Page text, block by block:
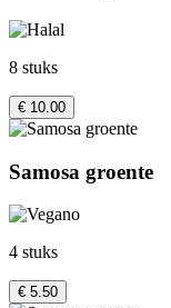
8 stuks
€ 10.00
Samosa groente
4 stuks
€ 5.50